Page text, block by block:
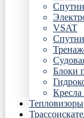
VSAT
Блоки
Кресла
Тепловизоры